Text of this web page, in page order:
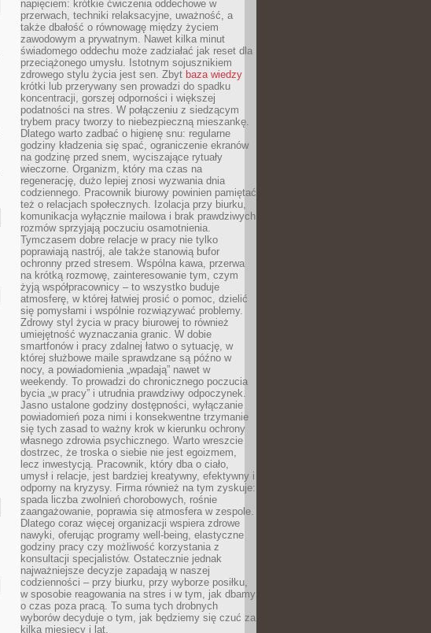
napięciem: krótkie ćwiczenia oddechowe w
przerwach, techniki relaksacyjne, uważność, a
także dbałość o równowagę między życiem
zawodowym a prywatnym. Nawet kilka minut
świadomego oddechu może zadziałać jak reset dla
przeciążonego umysłu. Istotnym sojusznikiem
zdrowego stylu życia jest sen. Zbyt baza wiedzy
krótki lub przerywany sen prowadzi do spadku
koncentracji, gorszej odporności i większej
podatności na stres. W połączeniu z siedzącym
trybem pracy tworzy to niebezpieczną mieszankę.
Dlatego warto zadbać o higienę snu: regularne
godziny kładzenia się spać, ograniczenie ekranów
na godzinę przed snem, wyciszające rytuały
wieczorne. Organizm, który ma czas na
regenerację, dużo lepiej znosi wyzwania dnia
codziennego. Pracownik biurowy powinien pamiętać
też o relacjach społecznych. Izolacja przy biurku,
komunikacja wyłącznie mailowa i brak prawdziwych
rozmów sprzyjają poczuciu osamotnienia.
Tymczasem dobre relacje w pracy nie tylko
poprawiają nastrój, ale także stanowią bufor
ochronny przed stresem. Wspólna kawa, przerwa
na krótką rozmowę, zainteresowanie tym, czym
żyją współpracownicy – to wszystko buduje
atmosferę, w której łatwiej prosić o pomoc, dzielić
się pomysłami i wspólnie rozwiązywać problemy.
Zdrowy styl życia w pracy biurowej to również
umiejętność wyznaczania granic. W dobie
smartfonów i pracy zdalnej łatwo o sytuację, w
której służbowe maile sprawdzane są późno w
nocy, a powiadomienia „wpadają” nawet w
weekendy. To prowadzi do chronicznego poczucia
bycia „w pracy” i utrudnia prawdziwy odpoczynek.
Jasno ustalone godziny dostępności, wyłączanie
powiadomień poza nimi i konsekwentne trzymanie
się tych zasad to ważny krok w kierunku ochrony
własnego zdrowia psychicznego. Warto wreszcie
dostrzec, że troska o siebie nie jest egoizmem,
lecz inwestycją. Pracownik, który dba o ciało,
umysł i relacje, jest bardziej kreatywny, efektywny i
odporny na kryzysy. Firma również na tym zyskuje:
spada liczba zwolnień chorobowych, rośnie
zaangażowanie, poprawia się atmosfera w zespole.
Dlatego coraz więcej organizacji wspiera zdrowe
nawyki, oferując programy well-being, elastyczne
godziny pracy czy możliwość korzystania z
konsultacji specjalistów. Ostatecznie jednak
najważniejsze decyzje zapadają w naszej
codzienności – przy biurku, przy wyborze posiłku,
w sposobie reagowania na stres i w tym, jak dbamy
o czas poza pracą. To suma tych drobnych
wyborów decyduje o tym, jak będziemy się czuć za
kilka miesięcy i lat.